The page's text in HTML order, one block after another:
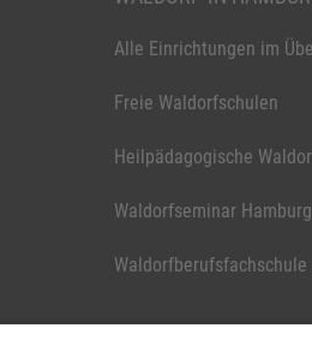
Alle Einrichtungen im
Freie Waldorfschulen
Heilpädagogische
Waldorfseminar Hamburg
Waldorfberufsfachschule